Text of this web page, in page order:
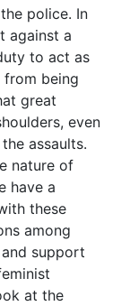
police. In
against a
to act as
being
great
even
assaults.
nature of
have a
these
among
support
at the